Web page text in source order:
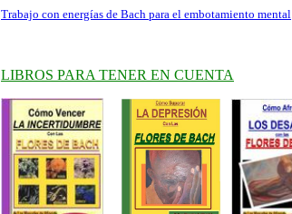
Trabajo con energías de Bach para el embotamiento mental
LIBROS PARA TENER EN CUENTA